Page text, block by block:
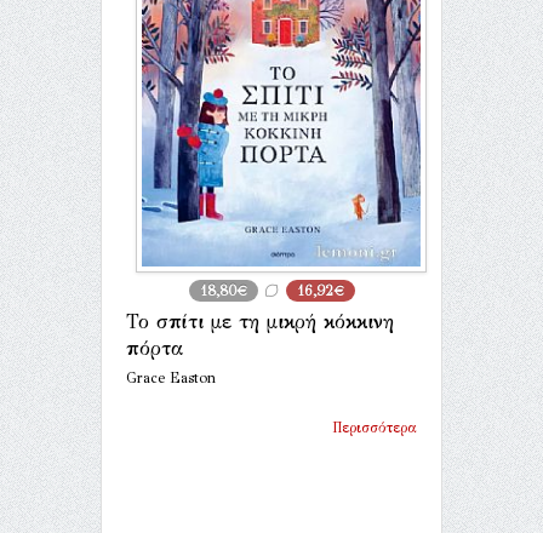
18,80€ 16,92€
Το σπίτι με τη μικρή κόκκινη
πόρτα
Grace Easton
Περισσότερα